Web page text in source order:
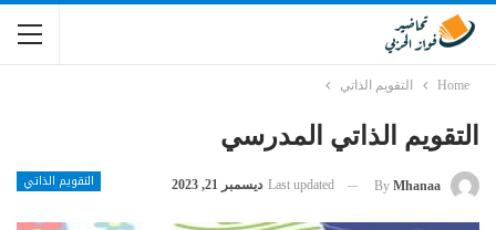
Home التقويم الذاتي
التقويم الذاتي المدرسي
التقويم الذاتي By Mhanaa
Last updated ديسمبر 21, 2023